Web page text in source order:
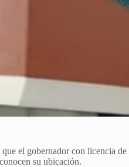
el gobernador con licencia
su ubicación.